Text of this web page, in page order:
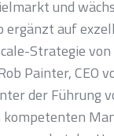
und
ergänzt auf
Strategie von
Painter, CEO
der Führung
kompetenten